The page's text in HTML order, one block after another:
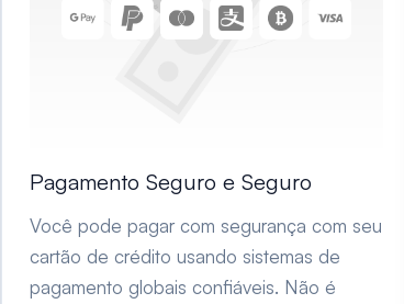
Pagamento Seguro e Seguro
Você pode pagar com segurança com seu
cartão de crédito usando sistemas de
pagamento globais confiáveis. Não é